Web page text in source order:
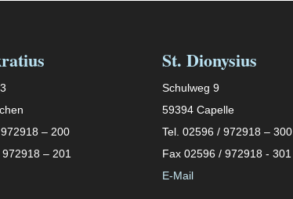
– 200
– 201
St. Dionysius
Schulweg 9
59394 Capelle
Tel. 02596 / 972918 – 300
Fax 02596 / 972918 - 301
E-Mail